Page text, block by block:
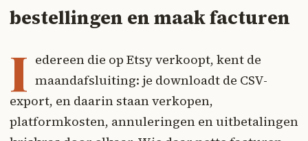
bestellingen en maak facturen
I edereen die op Etsy verkoopt, kent de
maandafsluiting: je downloadt de CSV-
export, en daarin staan verkopen,
platformkosten, annuleringen en uitbetalingen